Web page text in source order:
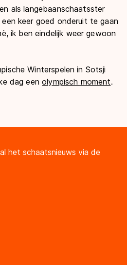
als langebaanschaatsster
keer goed onderuit te gaan
ik ben eindelijk weer gewoon
Winterspelen in Sotsji
dag eenolympisch moment.
het schaatsnieuws via de